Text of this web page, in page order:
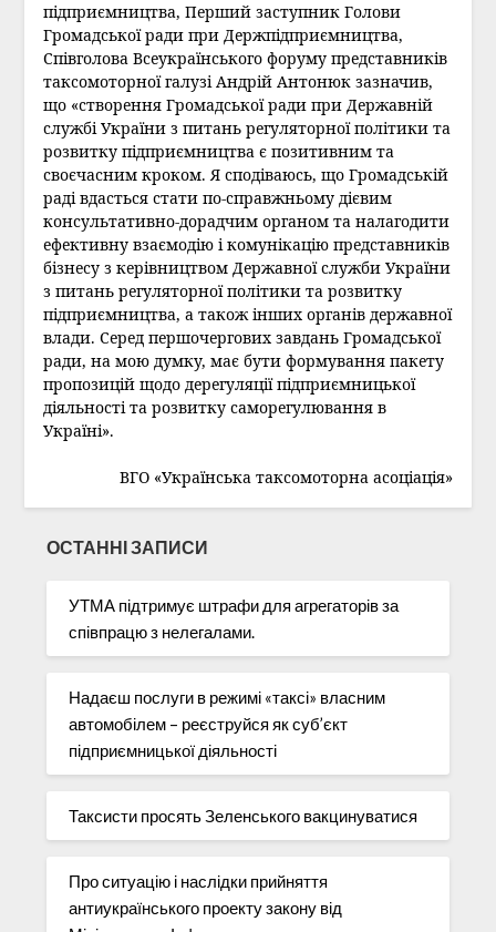
підприємництва, Перший заступник Голови
Громадської ради при Держпідприємництва,
Співголова Всеукраїнського форуму представників
таксомоторної галузі Андрій Антонюк зазначив,
що «створення Громадської ради при Державній
службі України з питань регуляторної політики та
розвитку підприємництва є позитивним та
своєчасним кроком. Я сподіваюсь, що Громадській
раді вдасться стати по-справжньому дієвим
консультативно-дорадчим органом та налагодити
ефективну взаємодію і комунікацію представників
бізнесу з керівництвом Державної служби України
з питань регуляторної політики та розвитку
підприємництва, а також інших органів державної
влади. Серед першочергових завдань Громадської
ради, на мою думку, має бути формування пакету
пропозицій щодо дерегуляції підприємницької
діяльності та розвитку саморегулювання в
Україні».
ВГО «Українська таксомоторна асоціація»
ОСТАННІ ЗАПИСИ
УТМА підтримує штрафи для агрегаторів за
співпрацю з нелегалами.
Надаєш послуги в режимі «таксі» власним
автомобілем – реєструйся як суб’єкт
підприємницької діяльності
Таксисти просять Зеленського вакцинуватися
Про ситуацію і наслідки прийняття
антиукраїнського проекту закону від